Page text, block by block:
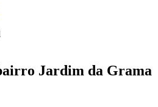
Jardim da Grama